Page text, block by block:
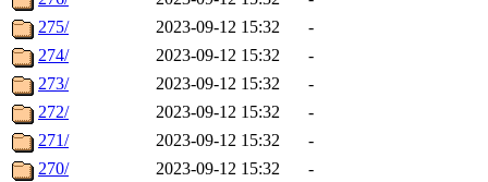
275/
2023-09-12 15:32
-
274/
2023-09-12 15:32
-
273/
2023-09-12 15:32
-
272/
2023-09-12 15:32
-
271/
2023-09-12 15:32
-
270/
2023-09-12 15:32
-